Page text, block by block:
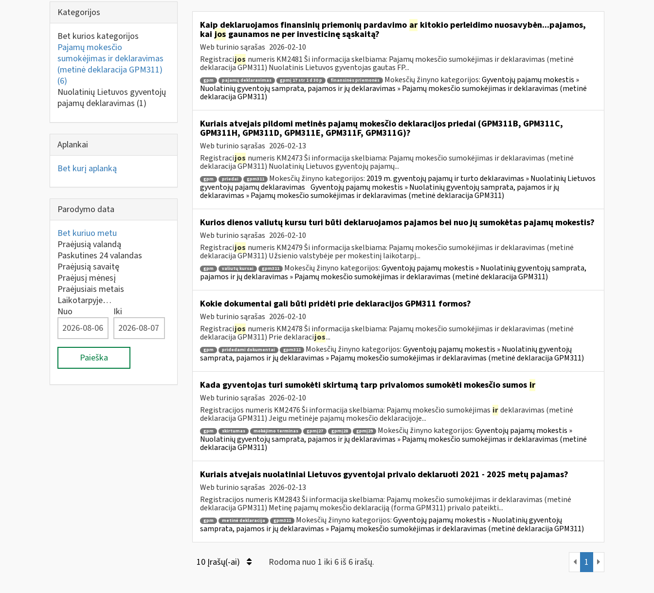
Kategorijos
Bet kurios kategorijos
Pajamų mokesčio
sumokėjimas ir deklaravimas
(metinė deklaracija GPM311)
(6)
Nuolatinių Lietuvos gyventojų
pajamų deklaravimas (1)
Aplankai
Bet kurį aplanką
Parodymo data
Bet kuriuo metu
Praėjusią valandą
Paskutines 24 valandas
Praėjusią savaitę
Praėjusį mėnesį
Praėjusiais metais
Laikotarpyje…
Nuo
Iki
Paieška
Kaip deklaruojamos finansinių priemonių pardavimo arkitokio perleidimo nuosavybėn...pajamos,
kai jos gaunamos ne per investicinę sąskaitą?
Web turinio sąrašas 2026-02-10
Registracijos numeris KM2481 Ši informacija skelbiama: Pajamų mokesčio sumokėjimas ir deklaravimas (metinė
deklaracija GPM311) Nuolatinis Lietuvos gyventojas gautas FP...
gpm pajamų deklaravimas gpmį 17 str 1 d 30 p finansinės priemonės Mokesčių žinyno kategorijos:Gyventojų pajamų mokestis »
Nuolatinių gyventojų samprata, pajamos ir jų deklaravimas » Pajamų mokesčio sumokėjimas ir deklaravimas (metinė
deklaracija GPM311)
Kuriais atvejais pildomi metinės pajamų mokesčio deklaracijos priedai (GPM311B, GPM311C,
GPM311H, GPM311D, GPM311E, GPM311F, GPM311G)?
Web turinio sąrašas 2026-02-13
Registracijos numeris KM2473 Ši informacija skelbiama: Pajamų mokesčio sumokėjimas ir deklaravimas (metinė
deklaracija GPM311) Nuolatinių Lietuvos gyventojų pajamų...
gpm priedai gpm311 Mokesčių žinyno kategorijos: 2019 m. gyventojų pajamų ir turto deklaravimas » Nuolatinių Lietuvos
gyventojų pajamų deklaravimas Gyventojų pajamų mokestis » Nuolatinių gyventojų samprata, pajamos ir jų
deklaravimas » Pajamų mokesčio sumokėjimas ir deklaravimas (metinė deklaracija GPM311)
Kurios dienos valiutų kursu turi būti deklaruojamos pajamos bei nuo jų sumokėtas pajamų mokestis?
Web turinio sąrašas 2026-02-10
Registracijos numeris KM2479 Ši informacija skelbiama: Pajamų mokesčio sumokėjimas ir deklaravimas (metinė
deklaracija GPM311) Užsienio valstybėje per mokestinį laikotarpį...
gpm valiutų kursai gpm311 Mokesčių žinyno kategorijos:Gyventojų pajamų mokestis » Nuolatinių gyventojų samprata,
pajamos ir jų deklaravimas » Pajamų mokesčio sumokėjimas ir deklaravimas (metinė deklaracija GPM311)
Kokie dokumentai gali būti pridėti prie deklaracijos GPM311 formos?
Web turinio sąrašas 2026-02-10
Registracijos numeris KM2478 Ši informacija skelbiama: Pajamų mokesčio sumokėjimas ir deklaravimas (metinė
deklaracija GPM311) Prie deklaracijos...
gpm pridedami dokumentai gpm311 Mokesčių žinyno kategorijos:Gyventojų pajamų mokestis » Nuolatinių gyventojų
samprata, pajamos ir jų deklaravimas » Pajamų mokesčio sumokėjimas ir deklaravimas (metinė deklaracija GPM311)
Kada gyventojas turi sumokėti skirtumą tarp privalomos sumokėti mokesčio sumos ir
Web turinio sąrašas 2026-02-10
Registracijos numeris KM2476 Ši informacija skelbiama: Pajamų mokesčio sumokėjimas ir deklaravimas (metinė
deklaracija GPM311) Jeigu metinėje pajamų mokesčio deklaracijoje...
gpm skirtumas mokėjimo terminas gpmį27 gpmį28 gpmį29 Mokesčių žinyno kategorijos:Gyventojų pajamų mokestis »
Nuolatinių gyventojų samprata, pajamos ir jų deklaravimas » Pajamų mokesčio sumokėjimas ir deklaravimas (metinė
deklaracija GPM311)
Kuriais atvejais nuolatiniai Lietuvos gyventojai privalo deklaruoti 2021 - 2025 metų pajamas?
Web turinio sąrašas 2026-02-13
Registracijos numeris KM2843 Ši informacija skelbiama: Pajamų mokesčio sumokėjimas ir deklaravimas (metinė
deklaracija GPM311) Metinę pajamų mokesčio deklaraciją (forma GPM311) privalo pateikti...
gpm metinė deklaracija gpm311 Mokesčių žinyno kategorijos:Gyventojų pajamų mokestis » Nuolatinių gyventojų
samprata, pajamos ir jų deklaravimas » Pajamų mokesčio sumokėjimas ir deklaravimas (metinė deklaracija GPM311)
10 Įrašų(-ai) Rodoma nuo 1 iki 6 iš 6 irašų. 1